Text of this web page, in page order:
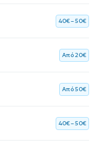
40€ – 50€
Aπό 20€
Aπό 50€
40€ – 50€